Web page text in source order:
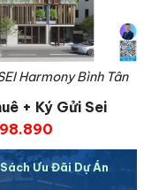
Harmony Bình Tân
+ Ký Gửi Sei
Ưu Đãi Dự Án